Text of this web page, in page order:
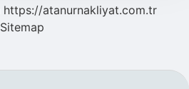
https://atanurnakliyat.com.tr
Sitemap